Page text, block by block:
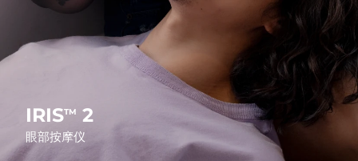
IRISTM 2
眼部按摩仪
特别优惠 畅销产品
预计送达日期8/9/26
预计送达日期8/12/26
预计送达日期 8/9/26
德国 预计送达日期